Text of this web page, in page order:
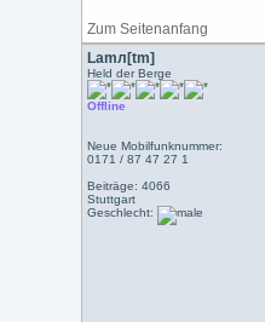
Zum Seitenanfang
Lamл[tm]
Held der Berge
Offline
Neue Mobilfunknummer:
0171 / 87 47 27 1
Beiträge: 4066
Stuttgart
Geschlecht: